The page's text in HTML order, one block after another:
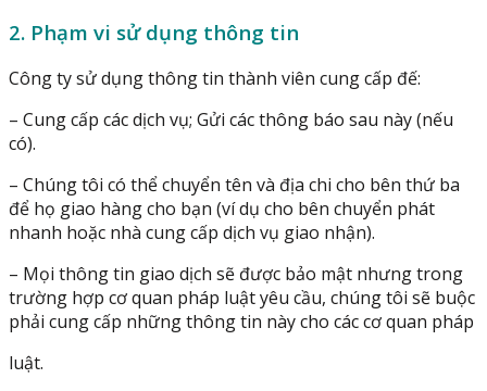
2. Phạm vi sử dụng thông tin
Công ty sử dụng thông tin thành viên cung cấp đế:
– Cung cấp các dịch vụ; Gửi các thông báo sau này (nếu
có).
– Chúng tôi có thể chuyển tên và địa chi cho bên thứ ba
để họ giao hàng cho bạn (ví dụ cho bên chuyển phát
nhanh hoặc nhà cung cấp dịch vụ giao nhận).
– Mọi thông tin giao dịch sẽ được bảo mật nhưng trong
trường hợp cơ quan pháp luật yêu cầu, chúng tôi sẽ buộc
phải cung cấp những thông tin này cho các cơ quan pháp
luật.